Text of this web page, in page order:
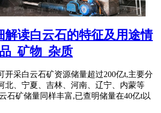
解读白云石的特征及用途情
_矿物_杂质
开采白云石矿资源储量超过200亿t,主要分
北、宁夏、吉林、河南、辽宁、内蒙等
石矿储量同样丰富,已查明储量在40亿t以